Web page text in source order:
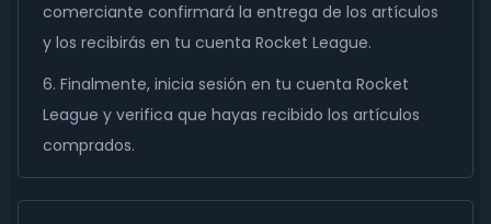
comerciante confirmará la entrega de los artículos
y los recibirás en tu cuenta Rocket League.
6. Finalmente, inicia sesión en tu cuenta Rocket
League y verifica que hayas recibido los artículos
comprados.